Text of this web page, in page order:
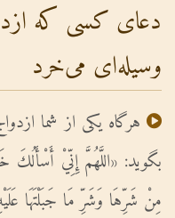
دعای کسی که
وسیله‌ای می‌خرد
هرگاه یکى از شما
بگوید: «اللَّهُمَّ إِنِّيْ أَسْأَلُكَ
مِنْ شَرِّهَا وَشَرِّ مَا جَبَلْتَهَا